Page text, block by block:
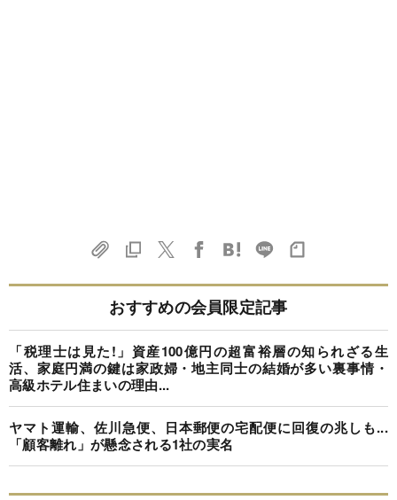
おすすめの会員限定記事
「税理士は見た!」資産100億円の超富裕層の知られざる生
活、家庭円満の鍵は家政婦・地主同士の結婚が多い裏事情・
高級ホテル住まいの理由...
ヤマト運輸、佐川急便、日本郵便の宅配便に回復の兆しも...
「顧客離れ」が懸念される1社の実名